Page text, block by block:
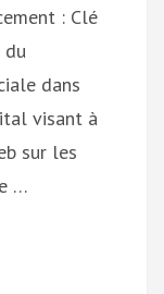
: Clé
du
dans
visant à
sur les
…